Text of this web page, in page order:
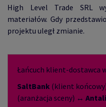
High Level Trade SRL
materiałów. Gdy
projektu uległ zmianie.
Łańcuch klient-dostawca
SaltBank (klient
(aranżacja sceny) ↔